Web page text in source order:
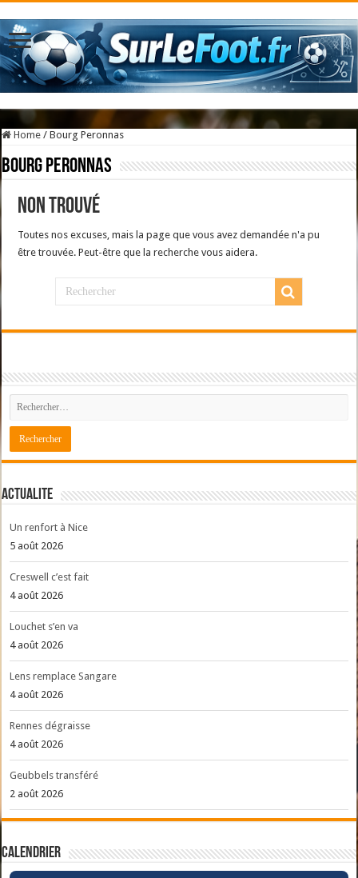
Home / Bourg Peronnas
Bourg Peronnas
Non trouvé
Toutes nos excuses, mais la page que vous avez demandée n'a pu
être trouvée. Peut-être que la recherche vous aidera.
ACTUALITE
Un renfort à Nice
5 août 2026
Creswell c’est fait
4 août 2026
Louchet s’en va
4 août 2026
Lens remplace Sangare
4 août 2026
Rennes dégraisse
4 août 2026
Geubbels transféré
2 août 2026
Calendrier